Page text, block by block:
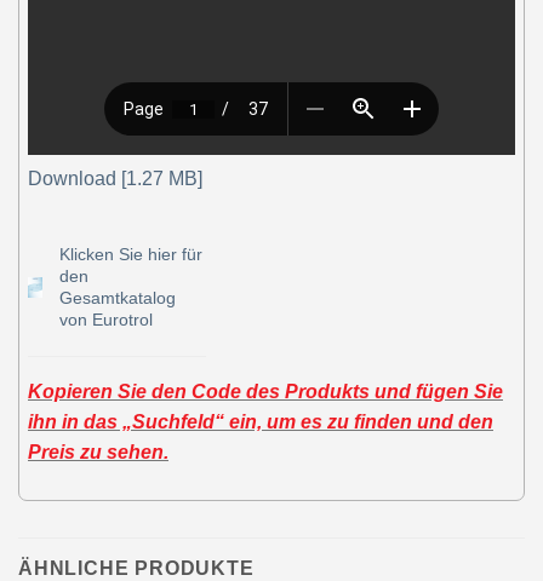
Download [1.27 MB]
Klicken Sie hier für
den
Gesamtkatalog
von Eurotrol
Kopieren Sie den Code des Produkts und fügen Sie
ihn in das „Suchfeld“ ein, um es zu finden und den
Preis zu sehen.
ÄHNLICHE PRODUKTE